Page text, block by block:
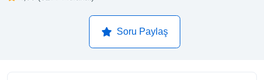
Soru Paylaş